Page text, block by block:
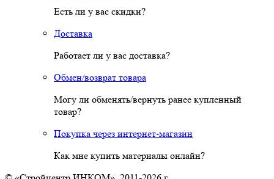
Есть ли у вас скидки?
Доставка
Работает ли у вас доставка?
Обмен/возврат товара
Могу ли обменять/вернуть ранее купленный
товар?
Покупка через интернет-магазин
Как мне купить материалы онлайн?